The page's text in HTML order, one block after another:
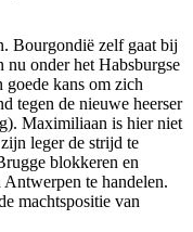
Bourgondië zelf gaat bij
onder het Habsburgse
goede kans om zich
tegen de nieuwe heerser
Maximiliaan is hier niet
leger de strijd te
blokkeren en
te handelen.
machtspositie van